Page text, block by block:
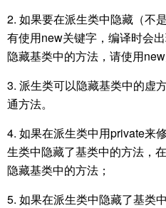
2. 如果要在派生类中隐藏（不
有使用new关键字，编译时会
隐藏基类中的方法，请使用new
3. 派生类可以隐藏基类中的虚
通方法。
4. 如果在派生类中用private来
生类中隐藏了基类中的方法，
隐藏基类中的方法；
5. 如果在派生类中隐藏了基类